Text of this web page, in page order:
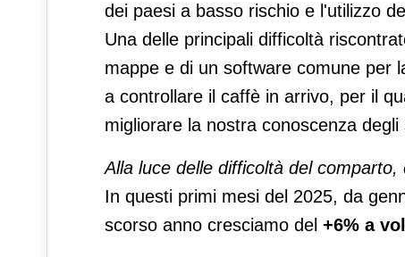
dei paesi a basso rischio e l'utilizzo
Una delle principali difficoltà
mappe e di un software comune per
a controllare il caffè in arrivo, per il
migliorare la nostra conoscenza
Alla luce delle difficoltà del
In questi primi mesi del 2025, da
scorso anno cresciamo del +6% a